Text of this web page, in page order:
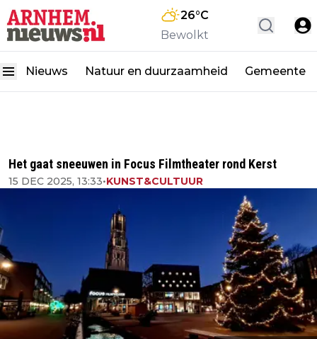
26°C
Bewolkt
Nieuws Natuur en duurzaamheid Gemeente
Het gaat sneeuwen in Focus Filmtheater rond Kerst
15 DEC 2025, 13:33•KUNST&CULTUUR